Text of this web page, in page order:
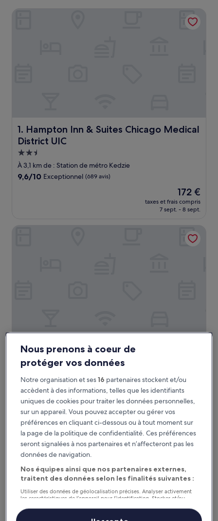
1. Hampton Inn & Suites Chicago Medical
District UIC
Hampton Inn & Suites Chicago Medical District UIC
Hébergement
2.5 étoiles
À 3,1 km de : Station de métro Kedzie
9.6
9,6/10 Exceptionnel (689 avis)
Le
nouveau
prix
de
172 €
172 €
taxes et frais compris
7 sept. - 8 sept.
Hampton Inn & Suites Chicago Medical District UIC
2. Hilton Garden Inn Chicago Central
Loop
Hilton Garden Inn Chicago Central Loop
Hébergement
3.0 étoiles
Quartier Le Loop, à 6,4 km de : Station de métro Kedzie
9.2
sur
10,
Merveilleux,
(1 402 avis)
9,2/10 Merveilleux (1 402 avis)
prix
est
de
7 sept. - 8 sept.
Hyatt House Chicago Medical/University District
Nous prenons à coeur de
protéger vos données
Notre organisation et ses16 partenaires stockent et/ou
accèdent à des informations, telles que les identifiants
uniques de cookies pour traiter les données personnelles,
sur un appareil. Vous pouvez accepter ou gérer vos
préférences en cliquant ci-dessous ou à tout moment sur
la page de la politique de confidentialité. Ces préférences
seront signalées à nos partenaires et n’affecteront pas les
données de navigation.
Nos équipes ainsi que nos partenaires externes,
traitent des données selon les finalités suivantes :
Utiliser des données de géolocalisation précises. Analyser activement
les caractéristiques de l’appareil pour l’identification. Stocker et/ou
personnalisés, mesure de performance des publicités et du contenu,
études d’audience et développement de services.